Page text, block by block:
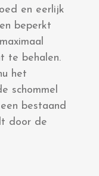
en eerlijk
beperkt
te behalen.
het
schommel
bestaand
door de